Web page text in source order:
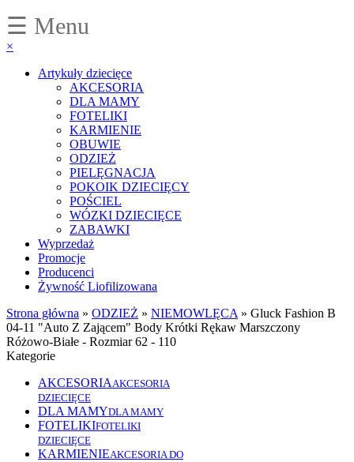
☰ Menu
×
Artykuły dziecięce
AKCESORIA
DLA MAMY
FOTELIKI
KARMIENIE
OBUWIE
ODZIEŻ
PIELĘGNACJA
POKOIK DZIECIĘCY
POŚCIEL
WÓZKI DZIECIĘCE
ZABAWKI
Wyprzedaż
Promocje
Producenci
Żywność Liofilizowana
Strona główna » ODZIEŻ » NIEMOWLĘCA» Gluck Fashion B
04-11 "Auto Z Zającem" Body Krótki Rękaw Marszczony
Różowo-Białe - Rozmiar 62 - 110
Kategorie
AKCESORIAAKCESORIA
DZIECIĘCE
DLA MAMYDLA MAMY
FOTELIKIFOTELIKI
DZIECIĘCE
KARMIENIEAKCESORIA DO